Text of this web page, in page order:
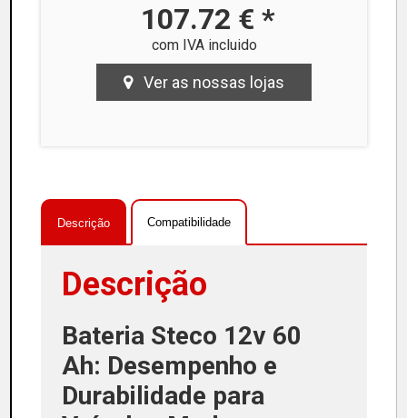
107.72 € *
com IVA incluido
Ver as nossas lojas
Descrição Compatibilidade
Descrição
Bateria Steco 12v 60
Ah: Desempenho e
Durabilidade para